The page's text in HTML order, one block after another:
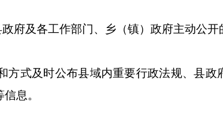
政府及各工作部门、乡（镇）政府主动
式及时公布县域内重要行政法规、县
息。